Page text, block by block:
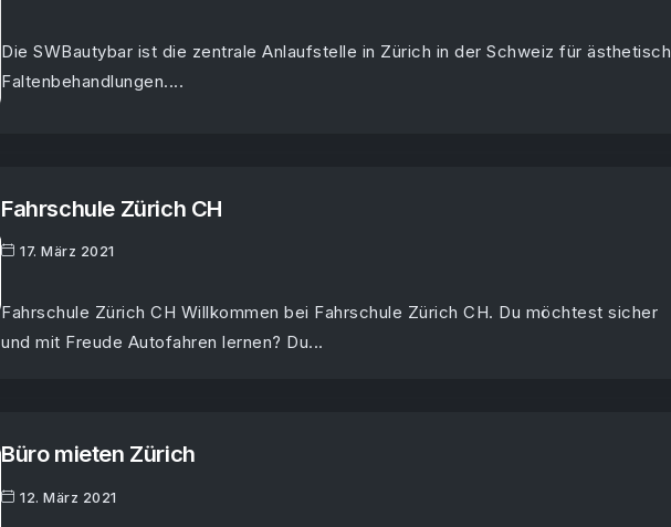
Die SWBautybar ist die zentrale Anlaufstelle in Zürich in der Schweiz für
Faltenbehandlungen....
Fahrschule Zürich CH
17. März 2021
Fahrschule Zürich CH Willkommen bei Fahrschule Zürich CH. Du möchtest sicher
und mit Freude Autofahren lernen? Du...
Büro mieten Zürich
12. März 2021